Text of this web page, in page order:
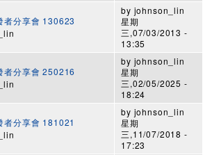
者分享會 130623
by johnson_lin
星期
三,07/03/2013 -
13:35
者分享會 250216
by johnson_lin
星期
三,02/05/2025 -
18:24
者分享會 181021
by johnson_lin
星期
三,11/07/2018 -
17:23